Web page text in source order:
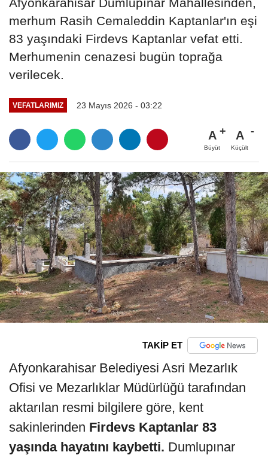
merhum Rasih Cemaleddin Kaptanlar'ın eşi
83 yaşındaki Firdevs Kaptanlar vefat etti.
Merhumenin cenazesi bugün toprağa
verilecek.
VEFATLARIMIZ 23 Mayıs 2026 - 03:22
A
Büyüt
A
Küçült
TAKİP ET
Afyonkarahisar Belediyesi Asri Mezarlık
Ofisi ve Mezarlıklar Müdürlüğü tarafından
aktarılan resmi bilgilere göre, kent
sakinlerinden Firdevs Kaptanlar 83
yaşında hayatını kaybetti. Dumlupınar